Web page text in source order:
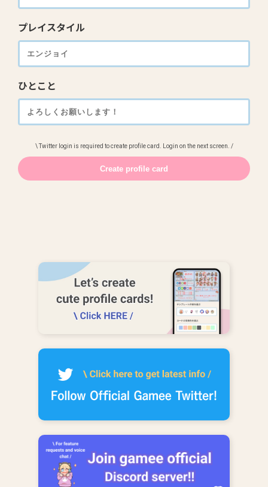
プレイスタイル
ひとこと
\ Twitter login is required to create profile card. Login on the next screen. /